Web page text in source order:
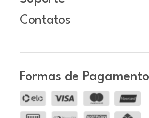
Contatos
Formas de Pagamento